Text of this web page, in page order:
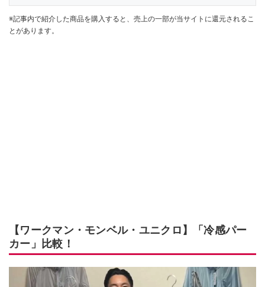
※記事内で紹介した商品を購入すると、売上の一部が当サイトに還元されるこ
とがあります。
【ワークマン・モンベル・ユニクロ】「冷感パー
カー」比較！